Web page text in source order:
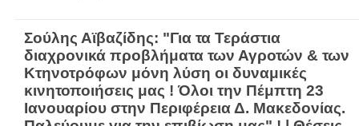
Σούλης Αϊβαζίδης: "Για τα Τεράστια
διαχρονικά προβλήματα των Αγροτών & των
Κτηνοτρόφων μόνη λύση οι δυναμικές
κινητοποιήσεις μας ! Όλοι την Πέμπτη 23
Ιανουαρίου στην Περιφέρεια Δ. Μακεδονίας.